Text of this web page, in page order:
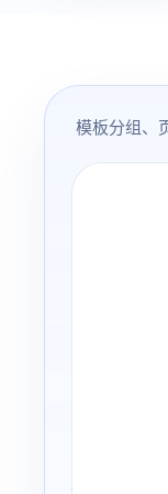
模板分组、